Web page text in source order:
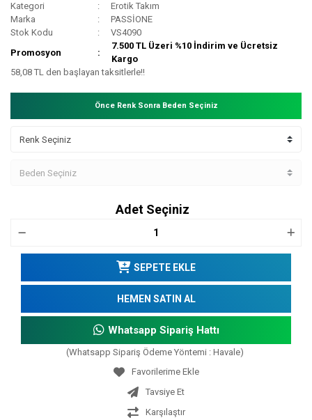
Kategori
Erotik Takım
Marka
PASSİONE
Stok Kodu
VS4090
Promosyon
7.500 TL Üzeri %10 İndirim ve Ücretsiz
Kargo
58,08 TL den başlayan taksitlerle!!
Önce Renk Sonra Beden Seçiniz
Adet Seçiniz
SEPETE EKLE
HEMEN SATIN AL
Whatsapp Sipariş Hattı
(Whatsapp Sipariş Ödeme Yöntemi : Havale)
Tavsiye Et
Karşılaştır